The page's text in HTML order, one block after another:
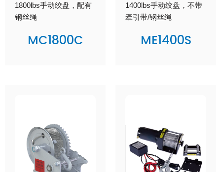
1800lbs手动绞盘，配有
钢丝绳
MC1800C
1400lbs手动绞盘，不带
牵引带/钢丝绳
ME1400S